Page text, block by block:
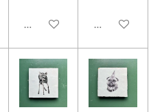
In winkelwagen In